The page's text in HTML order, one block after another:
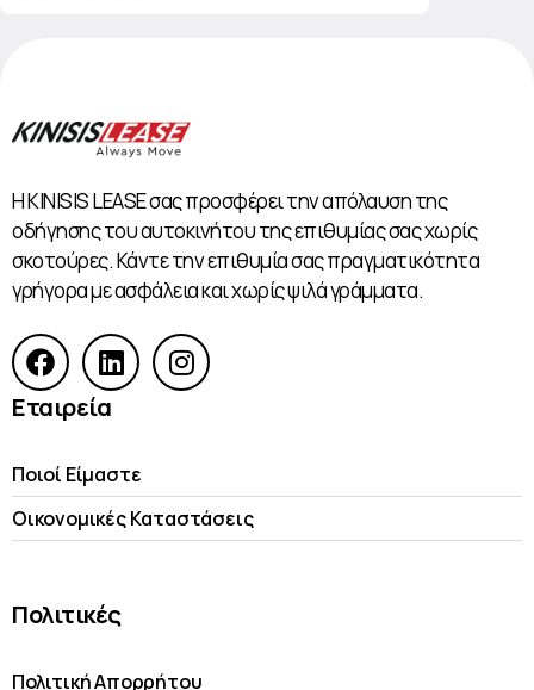
Η KINISIS LEASE σας προσφέρει την απόλαυση της
οδήγησης του αυτοκινήτου της επιθυμίας σας χωρίς
σκοτούρες. Κάντε την επιθυμία σας πραγματικότητα
γρήγορα με ασφάλεια και χωρίς ψιλά γράμματα.
Εταιρεία
Ποιοί Είμαστε
Οικονομικές Kαταστάσεις
Πολιτικές
Πολιτική Απορρήτου